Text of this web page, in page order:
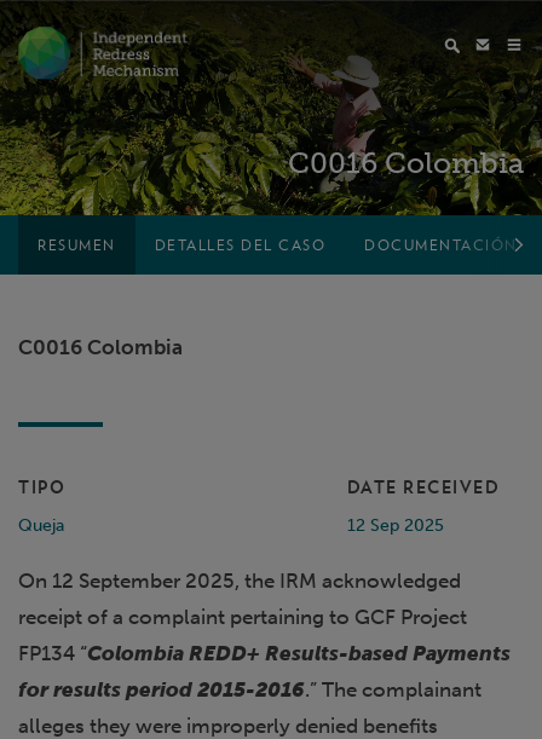
C0016 Colombia
RESUMEN DETALLES DEL CASO DOCUMENTACIÓN
C0016 Colombia
TIPO
Queja
DATE RECEIVED
12 Sep 2025
On 12 September 2025, the IRM acknowledged
receipt of a complaint pertaining to GCF Project
FP134 “Colombia REDD+ Results-based Payments
for results period 2015-2016.” The complainant
alleges they were improperly denied benefits